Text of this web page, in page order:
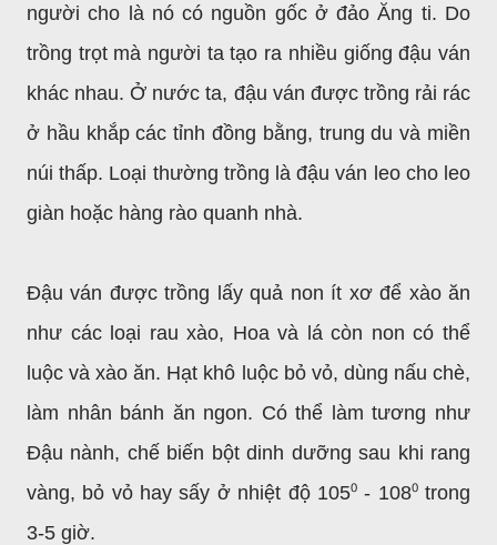
người cho là nó có nguồn gốc ở đảo Ăng ti. Do
trồng trọt mà người ta tạo ra nhiều giống đậu ván
khác nhau. Ở nước ta, đậu ván được trồng rải rác
ở hầu khắp các tỉnh đồng bằng, trung du và miền
núi thấp. Loại thường trồng là đậu ván leo cho leo
giàn hoặc hàng rào quanh nhà.
Đậu ván được trồng lấy quả non ít xơ để xào ăn
như các loại rau xào, Hoa và lá còn non có thể
luộc và xào ăn. Hạt khô luộc bỏ vỏ, dùng nấu chè,
làm nhân bánh ăn ngon. Có thể làm tương như
Đậu nành, chế biến bột dinh dưỡng sau khi rang
vàng, bỏ vỏ hay sấy ở nhiệt độ 105⁰ - 108⁰ trong
3-5 giờ.